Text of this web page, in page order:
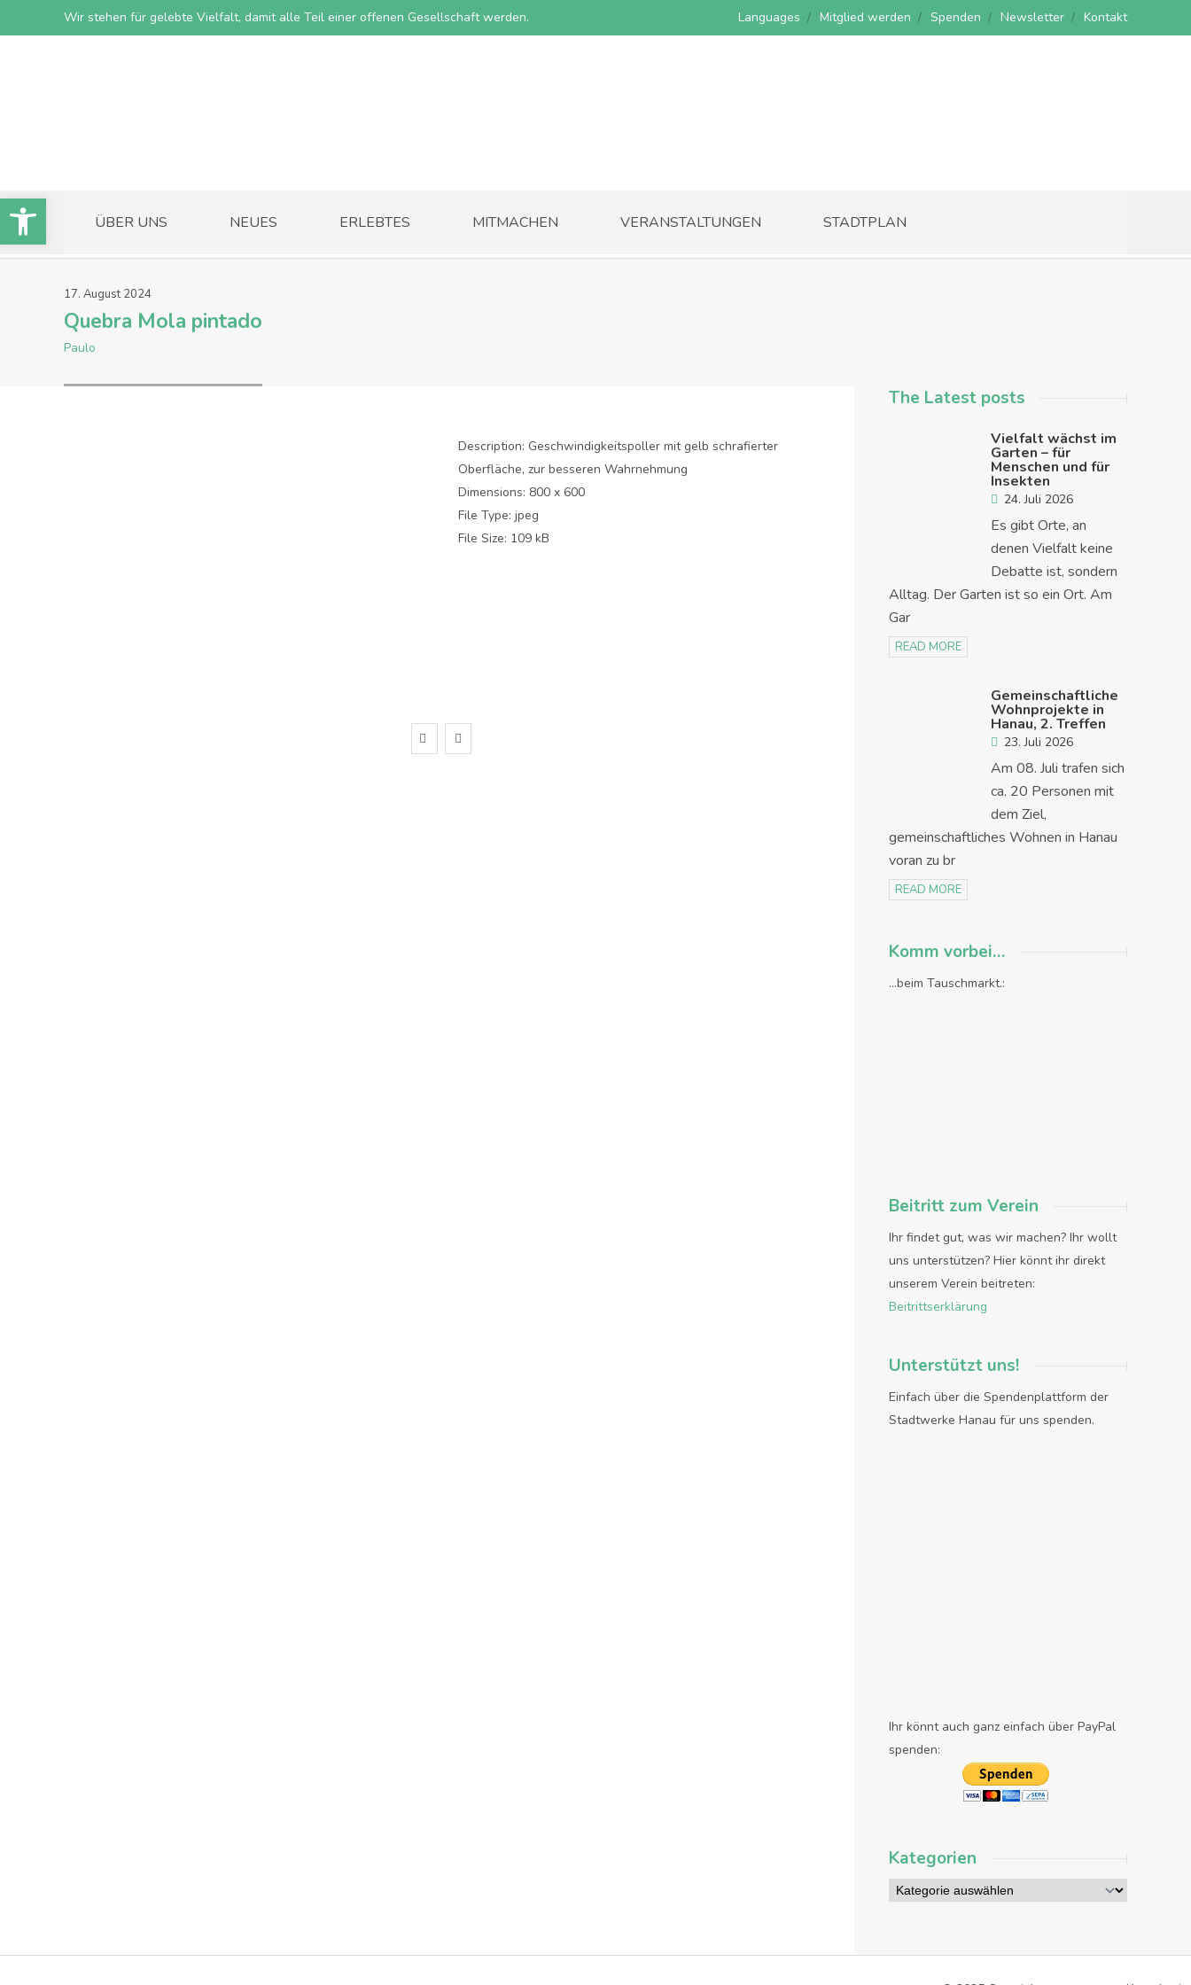
Wir stehen für gelebte Vielfalt, damit alle Teil einer offenen Gesellschaft werden. Languages Mitglied werden Spenden Newsletter Kontakt
ÜBER UNS NEUES ERLEBTES MITMACHEN VERANSTALTUNGEN STADTPLAN
17. August2024
Quebra Mola pintado
Paulo
Description: Geschwindigkeitspoller mit gelb schrafierter
Oberfläche, zur besseren Wahrnehmung
Dimensions: 800 x 600
File Type: jpeg
File Size: 109 kB
The Latest posts
Vielfalt wächst im
Garten – für
Menschen und für
Insekten
24. Juli 2026
Es gibt Orte, an
denen Vielfalt keine
Debatte ist, sondern
Alltag. Der Garten ist so ein Ort. Am
Gar
READ MORE
Gemeinschaftliche
Wohnprojekte in
Hanau, 2. Treffen
23. Juli 2026
Am 08. Juli trafen sich
ca. 20 Personen mit
dem Ziel,
gemeinschaftliches Wohnen in Hanau
voran zu br
READ MORE
Komm vorbei…
...beim Tauschmarkt.:
Beitritt zum Verein
Ihr findet gut, was wir machen? Ihr wollt
uns unterstützen? Hier könnt ihr direkt
unserem Verein beitreten:
Beitrittserklärung
Unterstützt uns!
Einfach über die Spendenplattform der
Stadtwerke Hanau für uns spenden.
Ihr könnt auch ganz einfach über PayPal
spenden:
Kategorien
Open toolbar